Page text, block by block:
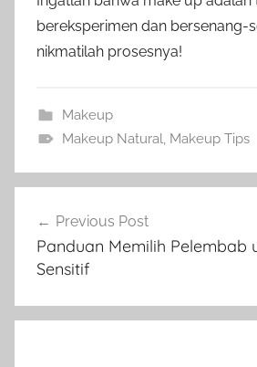
bereksperimen dan bersenang-
nikmatilah prosesnya!
Makeup
Makeup Natural, Makeup Tips
navigation
Previous Post
Panduan Memilih Pelembab
Sensitif